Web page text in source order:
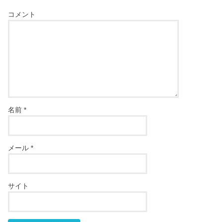
コメント
名前*
メール*
サイト